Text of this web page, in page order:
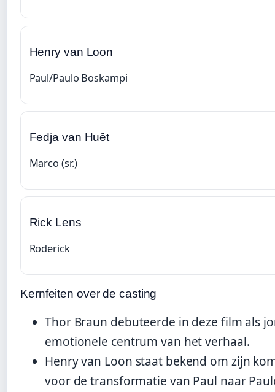
Henry van Loon
Paul/Paulo Boskampi
Fedja van Huêt
Marco (sr.)
Rick Lens
Roderick
Kernfeiten over de casting
Thor Braun debuteerde in deze film als
emotionele centrum van het verhaal.
Henry van Loon staat bekend om zijn
voor de transformatie van Paul naar